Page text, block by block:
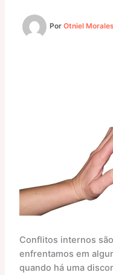
Por Otniel Morales
Conflitos internos
enfrentamos em
quando há uma